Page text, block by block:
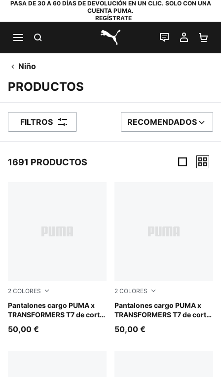
PASA DE 30 A 60 DÍAS DE DEVOLUCIÓN EN UN CLIC. SOLO CON UNA
CUENTA PUMA.
REGÍSTRATE
PUMA.com
CHAT EN
MI
Niño
PRODUCTOS
FILTROS ORDENAR POR
RECOMENDADOS
1691 PRODUCTOS
2 COLORES
Pantalones cargo PUMA x
TRANSFORMERS T7 de corte
Racing Blue
50,00 €
2 COLORES
Pantalones cargo PUMA x
TRANSFORMERS T7 de corte
Puma Black
50,00 €